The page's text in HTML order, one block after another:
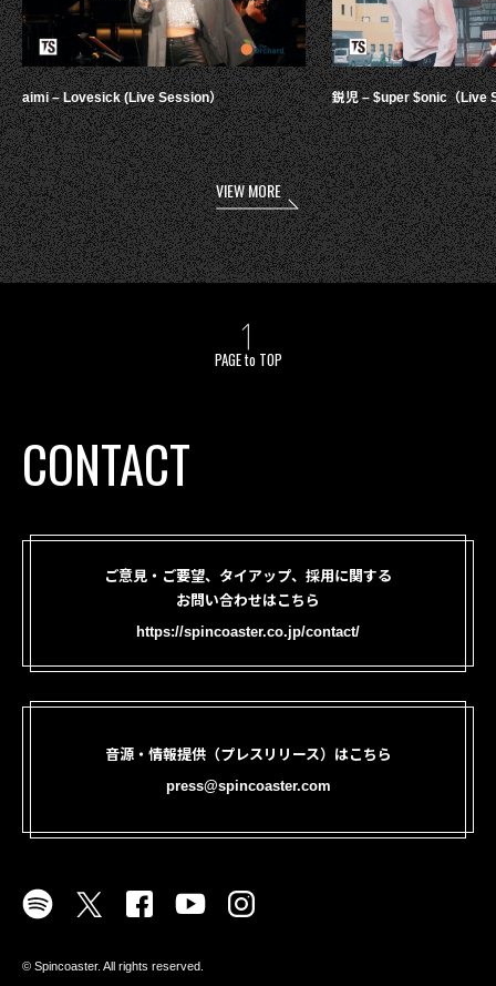
aimi – Lovesick (Live Session） 鋭児 – $uper $onic（Live
VIEW MORE
PAGE to TOP
CONTACT
ご意見・ご要望、タイアップ、採用に関する
お問い合わせはこちら
https://spincoaster.co.jp/contact/
音源・情報提供（プレスリリース）はこちら
press@spincoaster.com
©︎ Spincoaster. All rights reserved.